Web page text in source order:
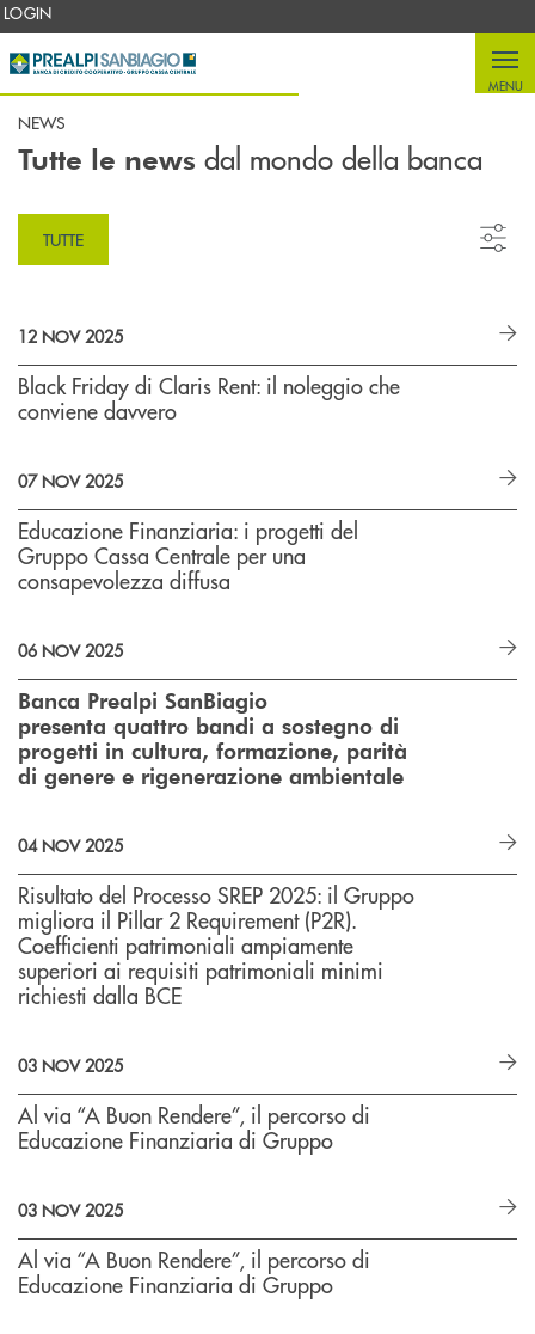
Salta al contenuto principale
LOGIN
MENU
NEWS
Tutte le news dal mondo della banca
TUTTE
12 NOV 2025
Black Friday di Claris Rent: il noleggio che
conviene davvero
07 NOV 2025
Educazione Finanziaria: i progetti del
Gruppo Cassa Centrale per una
consapevolezza diffusa
06 NOV 2025
Banca Prealpi SanBiagio
presenta quattro bandi a sostegno di
progetti in cultura, formazione, parità
di genere e rigenerazione ambientale
04 NOV 2025
Risultato del Processo SREP 2025: il Gruppo
migliora il Pillar 2 Requirement (P2R).
Coefficienti patrimoniali ampiamente
superiori ai requisiti patrimoniali minimi
richiesti dalla BCE
03 NOV 2025
Al via “A Buon Rendere”, il percorso di
Educazione Finanziaria di Gruppo
03 NOV 2025
Al via “A Buon Rendere”, il percorso di
Educazione Finanziaria di Gruppo